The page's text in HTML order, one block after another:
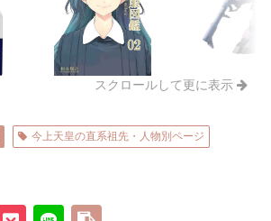
スクロールして更に表示
今上天皇の直系祖先・人物別ページ